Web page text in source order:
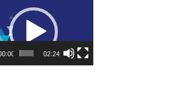
02:24